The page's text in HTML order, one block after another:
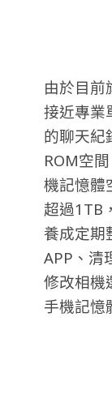
由於目前
接近專業
的聊天紀
ROM空
機記憶體
超過1TB
養成定期
APP、清
修改相機
手機記憶